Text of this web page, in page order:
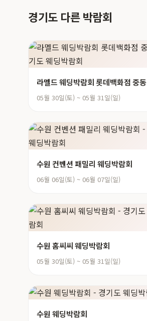
경기도 다른 박람회
라멜드 웨딩박람회 롯데백화점 중동
05월 30일(토) ~ 05월 31일(일)
수원 컨벤션 패밀리 웨딩박람회
06월 06일(토) ~ 06월 07일(일)
수원 홈씨씨 웨딩박람회
05월 30일(토) ~ 05월 31일(일)
수원 웨딩박람회